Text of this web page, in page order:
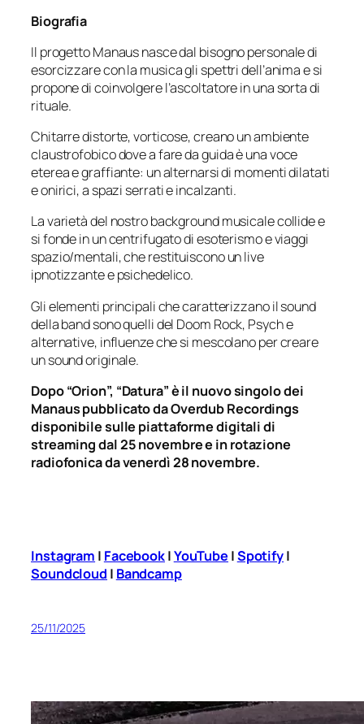
Biografia
Il progetto Manaus nasce dal bisogno personale di
esorcizzare con la musica gli spettri dell’anima e si
propone di coinvolgere l’ascoltatore in una sorta di
rituale.
Chitarre distorte, vorticose, creano un ambiente
claustrofobico dove a fare da guida è una voce
eterea e graffiante: un alternarsi di momenti dilatati
e onirici, a spazi serrati e incalzanti.
La varietà del nostro background musicale collide e
si fonde in un centrifugato di esoterismo e viaggi
spazio/mentali, che restituiscono un live
ipnotizzante e psichedelico.
Gli elementi principali che caratterizzano il sound
della band sono quelli del Doom Rock, Psych e
alternative, influenze che si mescolano per creare
un sound originale.
Dopo “Orion”, “Datura” è il nuovo singolo dei
Manaus pubblicato da Overdub Recordings
disponibile sulle piattaforme digitali di
streaming dal 25 novembre e in rotazione
radiofonica da venerdì 28 novembre.
Instagram | Facebook|YouTube |Spotify|
Soundcloud | Bandcamp
25/11/2025